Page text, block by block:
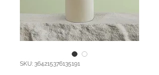
SKU: 364215376135191